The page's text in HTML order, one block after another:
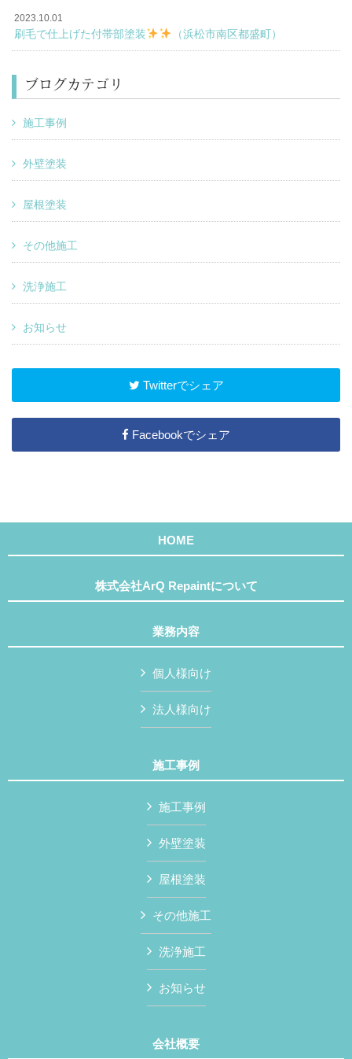
2023.10.01
刷毛で仕上げた付帯部塗装 （浜松市南区都盛町）
ブログカテゴリ
施工事例
外壁塗装
屋根塗装
その他施工
洗浄施工
お知らせ
Twitterでシェア
Facebookでシェア
HOME
株式会社ArQ Repaintについて
業務内容
個人様向け
法人様向け
施工事例
施工事例
外壁塗装
屋根塗装
その他施工
洗浄施工
お知らせ
会社概要